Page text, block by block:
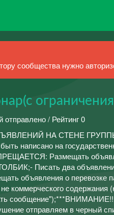
сообщества нужно
отправлено / Рейтинг 0
НА СТЕНЕ ГРУППЫ:-
написано на
Размещать
Писать два
объявления о перевозке
коммерческого содержания
отправляем в черный